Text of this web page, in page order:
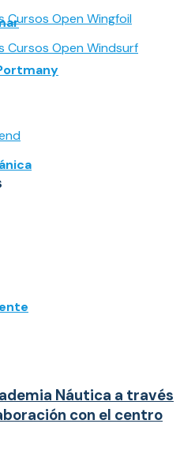
Cursos Open Wingfoil
Cursos Open Windsurf
Náutica a través
con el centro